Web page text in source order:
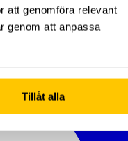
att genomföra relevant
genom att anpassa
Tillåt alla